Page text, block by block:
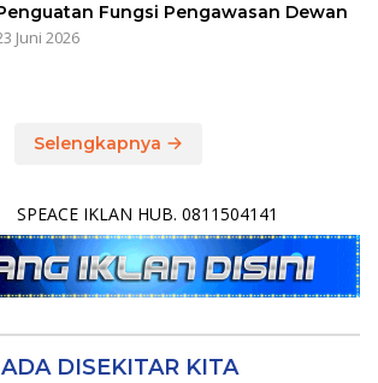
Fungsi Pengawasan Dewan
Juni 2026
Selengkapnya
SPEACE IKLAN HUB. 0811504141
DISEKITAR KITA